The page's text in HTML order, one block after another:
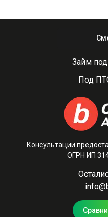
Займ
Под
Консультации
ОГРН ИП